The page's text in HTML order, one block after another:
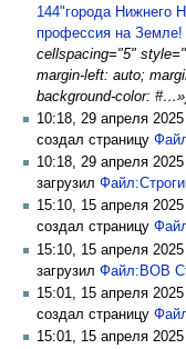
144"города Нижнего
профессия на Земле!
cellspacing="5"
margin-left: auto;
background-color:
10:18, 29 апреля 2025
создал страницу
10:18, 29 апреля 2025
загрузил
15:10, 15 апреля 2025
создал страницу
15:10, 15 апреля 2025
загрузил Файл:ВОВ
15:01, 15 апреля 2025
создал страницу
15:01, 15 апреля 2025